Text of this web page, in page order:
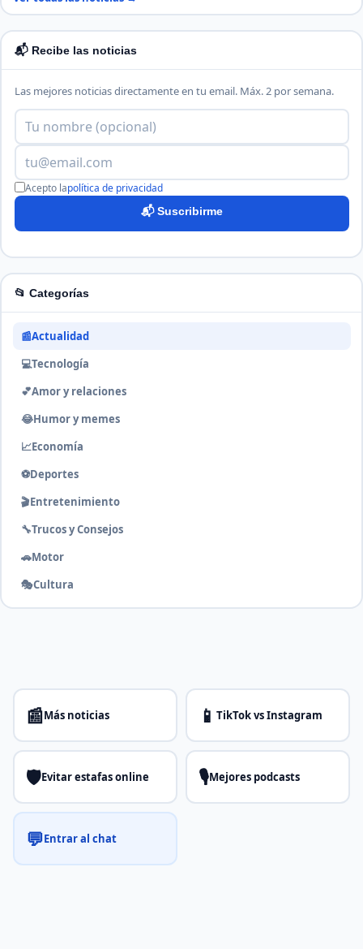
📬 Recibe las noticias
Las mejores noticias directamente en tu email. Máx. 2 por semana.
Acepto lapolítica de privacidad
📬 Suscribirme
📂 Categorías
📰Actualidad
💻Tecnología
💕Amor y relaciones
😂Humor y memes
📈Economía
⚽Deportes
🎬Entretenimiento
🔧Trucos y Consejos
🚗Motor
🎭Cultura
📰Más noticias 📱 TikTok vs Instagram
🛡️Evitar estafas online 🎙️Mejores podcasts
💬Entrar al chat